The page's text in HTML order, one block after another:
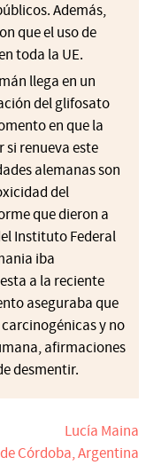
Además,
que el uso de
toda la UE.
llega en un
del glifosato
en que la
si renueva este
alemanas son
del
que dieron a
Instituto Federal
iba
a la reciente
aseguraba que
y no
afirmaciones
desmentir.
Lucía Maina
Córdoba, Argentina